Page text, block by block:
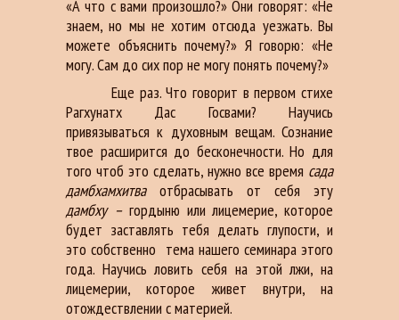
«А что с вами произошло?» Они говорят: «Не
знаем, но мы не хотим отсюда уезжать. Вы
можете объяснить почему?» Я говорю: «Не
могу. Сам до сих пор не могу понять почему?»
Еще раз. Что говорит в первом стихе
Рагхунатх Дас Госвами? Научись
привязываться к духовным вещам. Сознание
твое расширится до бесконечности. Но для
того чтоб это сделать, нужно все время сада
дамбхамхитва отбрасывать от себя эту
дамбху –гордыню или лицемерие, которое
будет заставлять тебя делать глупости, и
это собственно тема нашего семинара этого
года. Научись ловить себя на этой лжи, на
лицемерии, которое живет внутри, на
отождествлении с материей.